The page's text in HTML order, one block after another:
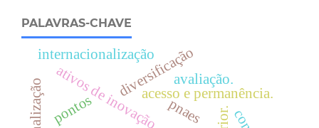
PALAVRAS-CHAVE
acesso e permanência.
ativos de inovação
diversificação
internacionalização
pontos pnaes
avaliação.